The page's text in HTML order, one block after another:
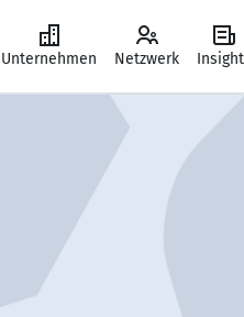
Unternehmen Netzwerk